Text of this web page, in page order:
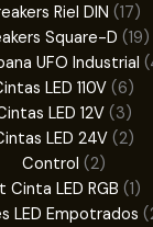
Riel DIN 1717
Square-D 1919
UFO Industrial
LED 110V 66
LED 12V 33
LED 24V 22
Control 22
Cinta LED RGB 11
LED Empotrados